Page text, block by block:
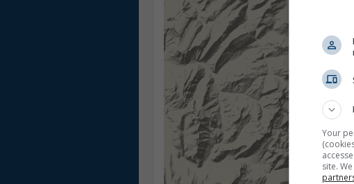
Your
site.